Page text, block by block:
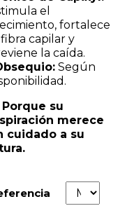
el
fortalece
fibra capilar y
la caída.
Según
Porque su
merece
cuidado a su